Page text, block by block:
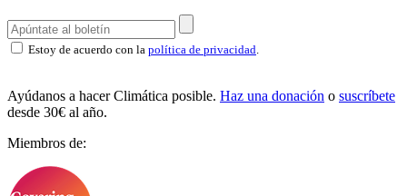
Estoy de acuerdo con la política de privacidad
Ayúdanos a hacer Climática posible. Haz una donación o suscríbete
desde 30€ al año.
Miembros de: